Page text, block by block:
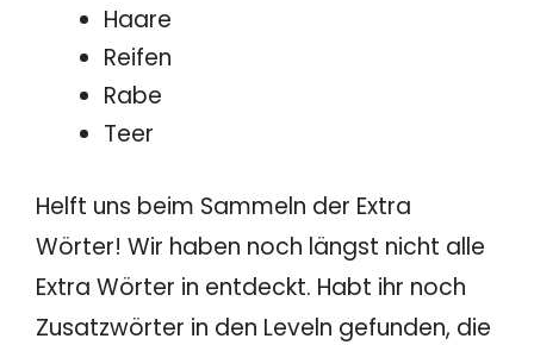
Haare
Reifen
Rabe
Teer
Helft uns beim Sammeln der Extra
Wörter! Wir haben noch längst nicht alle
Extra Wörter in entdeckt. Habt ihr noch
Zusatzwörter in den Leveln gefunden, die